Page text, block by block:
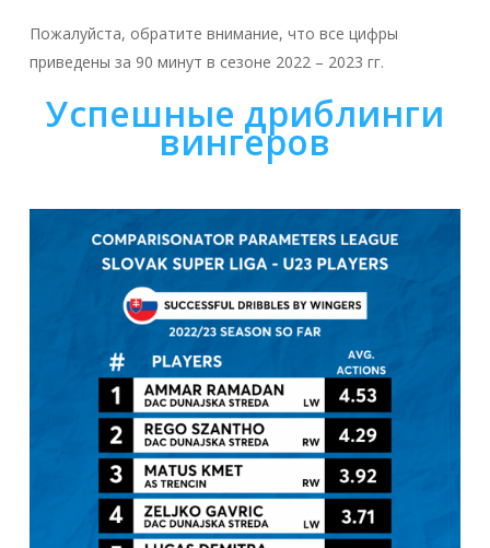
Пожалуйста, обратите внимание, что все цифры
приведены за 90 минут в сезоне 2022 – 2023 гг.
Успешные дриблинги
вингеров